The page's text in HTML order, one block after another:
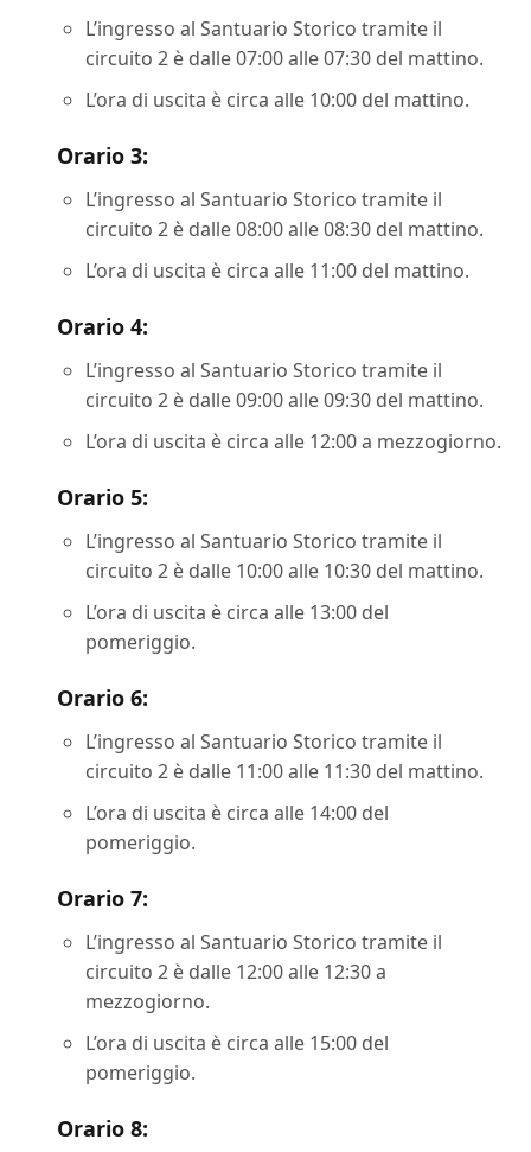
L’ingresso al Santuario Storico tramite il
circuito 2 è dalle 07:00 alle 07:30 del mattino.
L’ora di uscita è circa alle 10:00 del mattino.
Orario 3:
L’ingresso al Santuario Storico tramite il
circuito 2 è dalle 08:00 alle 08:30 del mattino.
L’ora di uscita è circa alle 11:00 del mattino.
Orario 4:
L’ingresso al Santuario Storico tramite il
circuito 2 è dalle 09:00 alle 09:30 del mattino.
L’ora di uscita è circa alle 12:00 a mezzogiorno.
Orario 5:
L’ingresso al Santuario Storico tramite il
circuito 2 è dalle 10:00 alle 10:30 del mattino.
L’ora di uscita è circa alle 13:00 del
pomeriggio.
Orario 6:
L’ingresso al Santuario Storico tramite il
circuito 2 è dalle 11:00 alle 11:30 del mattino.
L’ora di uscita è circa alle 14:00 del
pomeriggio.
Orario 7:
L’ingresso al Santuario Storico tramite il
circuito 2 è dalle 12:00 alle 12:30 a
mezzogiorno.
L’ora di uscita è circa alle 15:00 del
pomeriggio.
Orario 8: